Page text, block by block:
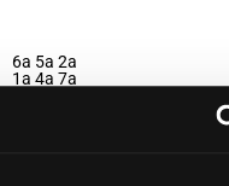
6a 5a 2a
1a 4a 7a